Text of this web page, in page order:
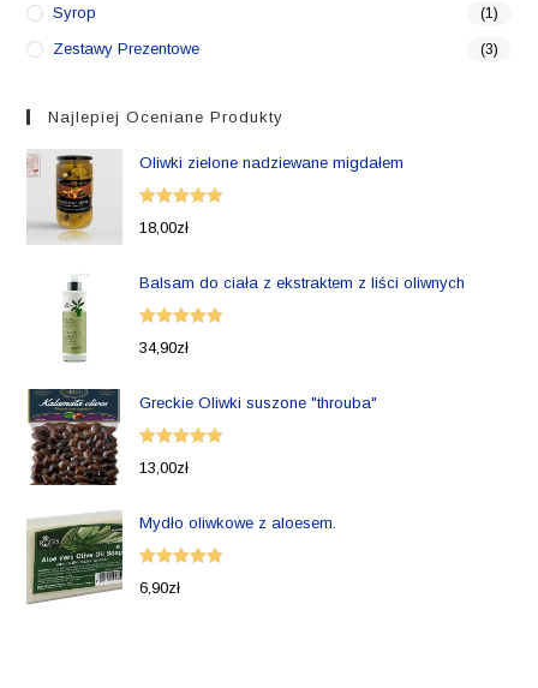
Syrop (1)
Zestawy Prezentowe (3)
Najlepiej Oceniane Produkty
Oliwki zielone nadziewane migdałem
Oceniono
18,00zł
Balsam do ciała z ekstraktem z liści oliwnych
Oceniono
34,90zł
Greckie Oliwki suszone "throuba"
Oceniono
13,00zł
Mydło oliwkowe z aloesem.
Oceniono
6,90zł